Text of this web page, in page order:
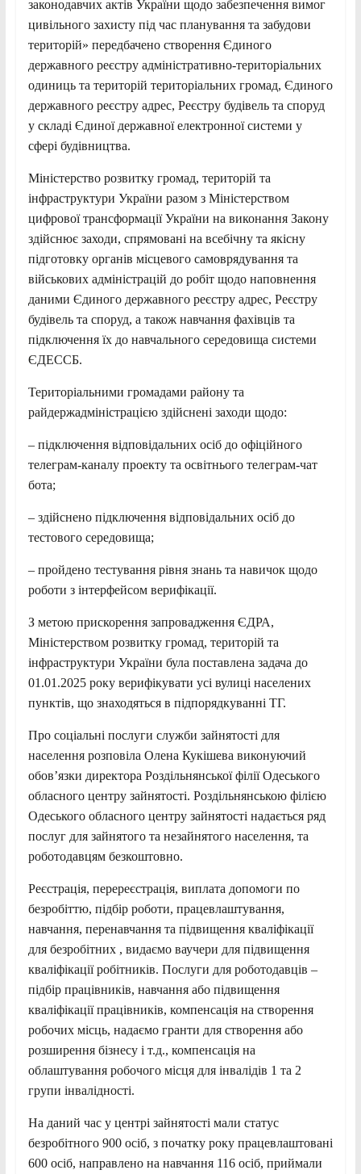
законодавчих актів України щодо забезпечення вимог
цивільного захисту під час планування та забудови
територій» передбачено створення Єдиного
державного реєстру адміністративно-територіальних
одиниць та територій територіальних громад, Єдиного
державного реєстру адрес, Реєстру будівель та споруд
у складі Єдиної державної електронної системи у
сфері будівництва.
Міністерство розвитку громад, територій та
інфраструктури України разом з Міністерством
цифрової трансформації України на виконання Закону
здійснює заходи, спрямовані на всебічну та якісну
підготовку органів місцевого самоврядування та
військових адміністрацій до робіт щодо наповнення
даними Єдиного державного реєстру адрес, Реєстру
будівель та споруд, а також навчання фахівців та
підключення їх до навчального середовища системи
ЄДЕССБ.
Територіальними громадами району та
райдержадміністрацією здійснені заходи щодо:
– підключення відповідальних осіб до офіційного
телеграм-каналу проекту та освітнього телеграм-чат
бота;
– здійснено підключення відповідальних осіб до
тестового середовища;
– пройдено тестування рівня знань та навичок щодо
роботи з інтерфейсом верифікації.
З метою прискорення запровадження ЄДРА,
Міністерством розвитку громад, територій та
інфраструктури України була поставлена задача до
01.01.2025 року верифікувати усі вулиці населених
пунктів, що знаходяться в підпорядкуванні ТГ.
Про соціальні послуги служби зайнятості для
населення розповіла Олена Кукішева виконуючий
обов’язки директора Роздільнянської філії Одеського
обласного центру зайнятості. Роздільнянською філією
Одеського обласного центру зайнятості надається ряд
послуг для зайнятого та незайнятого населення, та
роботодавцям безкоштовно.
Реєстрація, перереєстрація, виплата допомоги по
безробіттю, підбір роботи, працевлаштування,
навчання, перенавчання та підвищення кваліфікації
для безробітних , видаємо ваучери для підвищення
кваліфікації робітників. Послуги для роботодавців –
підбір працівників, навчання або підвищення
кваліфікації працівників, компенсація на створення
робочих місць, надаємо гранти для створення або
розширення бізнесу і т.д., компенсація на
облаштування робочого місця для інвалідів 1 та 2
групи інвалідності.
На даний час у центрі зайнятості мали статус
безробітного 900 осіб, з початку року працевлаштовані
600 осіб, направлено на навчання 116 осіб, приймали